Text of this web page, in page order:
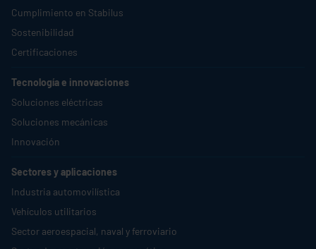
Cumplimiento en Stabilus
Sostenibilidad
Certificaciones
Tecnología e innovaciones
Soluciones eléctricas
Soluciones mecánicas
Innovación
Sectores y aplicaciones
Industria automovilística
Vehículos utilitarios
Sector aeroespacial, naval y ferroviario